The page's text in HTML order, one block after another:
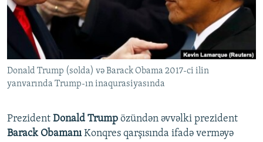
İNFOQRAFIKA
KARIKATURA
AZƏRBAYCAN ƏDƏBIYYATI KITABXANASI
İSLAM VƏ DEMOKRATIYA
İZ - MƏDƏNIYYƏT PROQRAMI
MISSIYAMIZ
PEŞƏ ETIKASI VƏ JURNALISTIKA STANDARTLARIMIZ
MATERIALLARIMIZDAN ISTIFADƏ
AZADLIQRADIOSU MOBIL TELEFONUNUZDA
XƏBƏR BÜLLETENLƏRIMIZ
BIZI IZLƏ
RFE/RL-in bütün saytları
Donald Trump (solda) və Barack Obama 2017-ci ilin
yanvarında Trump-ın inaqurasiyasında
Prezident Donald Trump özündən əvvəlki prezident
Barack ObamanıKonqres qarşısında ifadə verməyə